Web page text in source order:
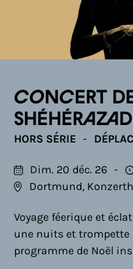
Concert
HORS SÉRIE
Dim. 20 déc. 26
Dortmund,
Voyage féerique et
une nuits et trompette
programme de Noël